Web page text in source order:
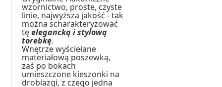
wzornictwo, proste, czyste
linie, najwyższa jakość - tak
można scharakteryzować
tęelegancką i stylową
torebkę.
Wnętrze wyściełane
materiałową poszewką,
zaś po bokach
umieszczone kieszonki na
drobiazgi, z czego jedna